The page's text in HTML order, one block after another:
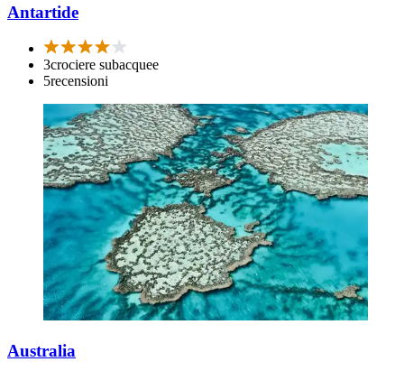
Antartide
3crociere subacquee
5recensioni
Australia